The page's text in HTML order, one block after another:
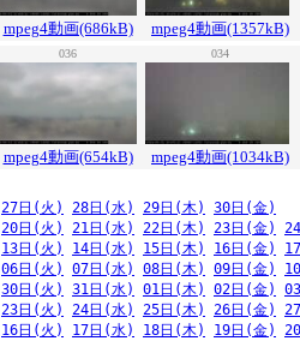
mpeg4動画(686kB) mpeg4動画(1357kB)
036 034
mpeg4動画(654kB) mpeg4動画(1034kB)
27日(火) 28日(水) 29日(木)
30日(金)
20日(火) 21日(水) 22日(木) 23日(金)
13日(火) 14日(水) 15日(木) 16日(金)
06日(火) 07日(水) 08日(木) 09日(金)
30日(火) 31日(水) 01日(木) 02日(金)
23日(火) 24日(水) 25日(木) 26日(金)
16日(火) 17日(水) 18日(木) 19日(金)